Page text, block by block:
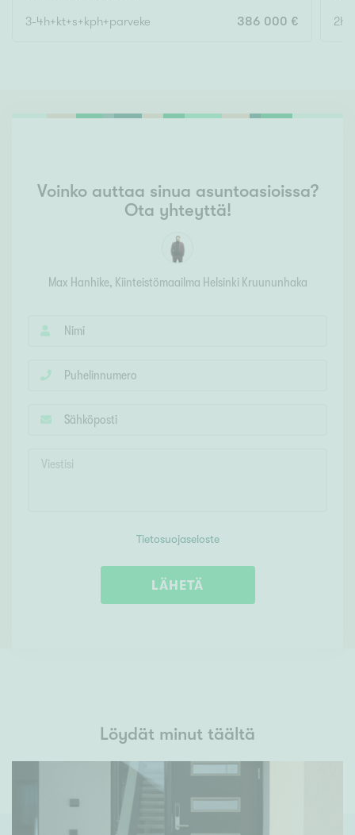
3-4h+kt+s+kph+parveke 386 000 € 2h,
Voinko auttaa sinua asuntoasioissa?
Ota yhteyttä!
Max Hanhike, Kiinteistömaailma Helsinki Kruununhaka
Tietosuojaseloste
LÄHETÄ
Löydät minut täältä